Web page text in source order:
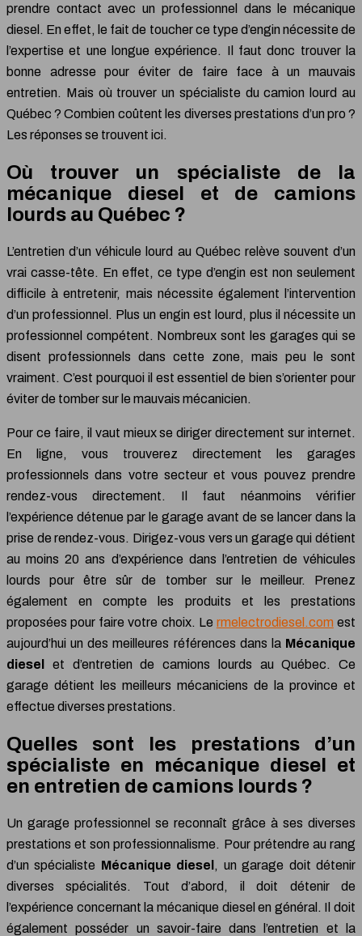
prendre contact avec un professionnel dans le mécanique
diesel. En effet, le fait de toucher ce type d’engin nécessite de
l’expertise et une longue expérience. Il faut donc trouver la
bonne adresse pour éviter de faire face à un mauvais
entretien. Mais où trouver un spécialiste du camion lourd au
Québec ? Combien coûtent les diverses prestations d’un pro ?
Les réponses se trouvent ici.
Où trouver un spécialiste de la
mécanique diesel et de camions
lourds au Québec ?
L’entretien d’un véhicule lourd au Québec relève souvent d’un
vrai casse-tête. En effet, ce type d’engin est non seulement
difficile à entretenir, mais nécessite également l’intervention
d’un professionnel. Plus un engin est lourd, plus il nécessite un
professionnel compétent. Nombreux sont les garages qui se
disent professionnels dans cette zone, mais peu le sont
vraiment. C’est pourquoi il est essentiel de bien s’orienter pour
éviter de tomber sur le mauvais mécanicien.
Pour ce faire, il vaut mieux se diriger directement sur internet.
En ligne, vous trouverez directement les garages
professionnels dans votre secteur et vous pouvez prendre
rendez-vous directement. Il faut néanmoins vérifier
l’expérience détenue par le garage avant de se lancer dans la
prise de rendez-vous. Dirigez-vous vers un garage qui détient
au moins 20 ans d’expérience dans l’entretien de véhicules
lourds pour être sûr de tomber sur le meilleur. Prenez
également en compte les produits et les prestations
proposées pour faire votre choix. Le rmelectrodiesel.com est
aujourd’hui un des meilleures références dans la Mécanique
diesel
et d’entretien de camions lourds au Québec. Ce
garage détient les meilleurs mécaniciens de la province et
effectue diverses prestations.
Quelles sont les prestations d’un
spécialiste en mécanique diesel et
en entretien de camions lourds ?
Un garage professionnel se reconnaît grâce à ses diverses
prestations et son professionnalisme. Pour prétendre au rang
d’un spécialiste Mécanique diesel , un garage doit détenir
diverses spécialités. Tout d’abord, il doit détenir de
l’expérience concernant la mécanique diesel en général. Il doit
également posséder un savoir-faire dans l’entretien et la